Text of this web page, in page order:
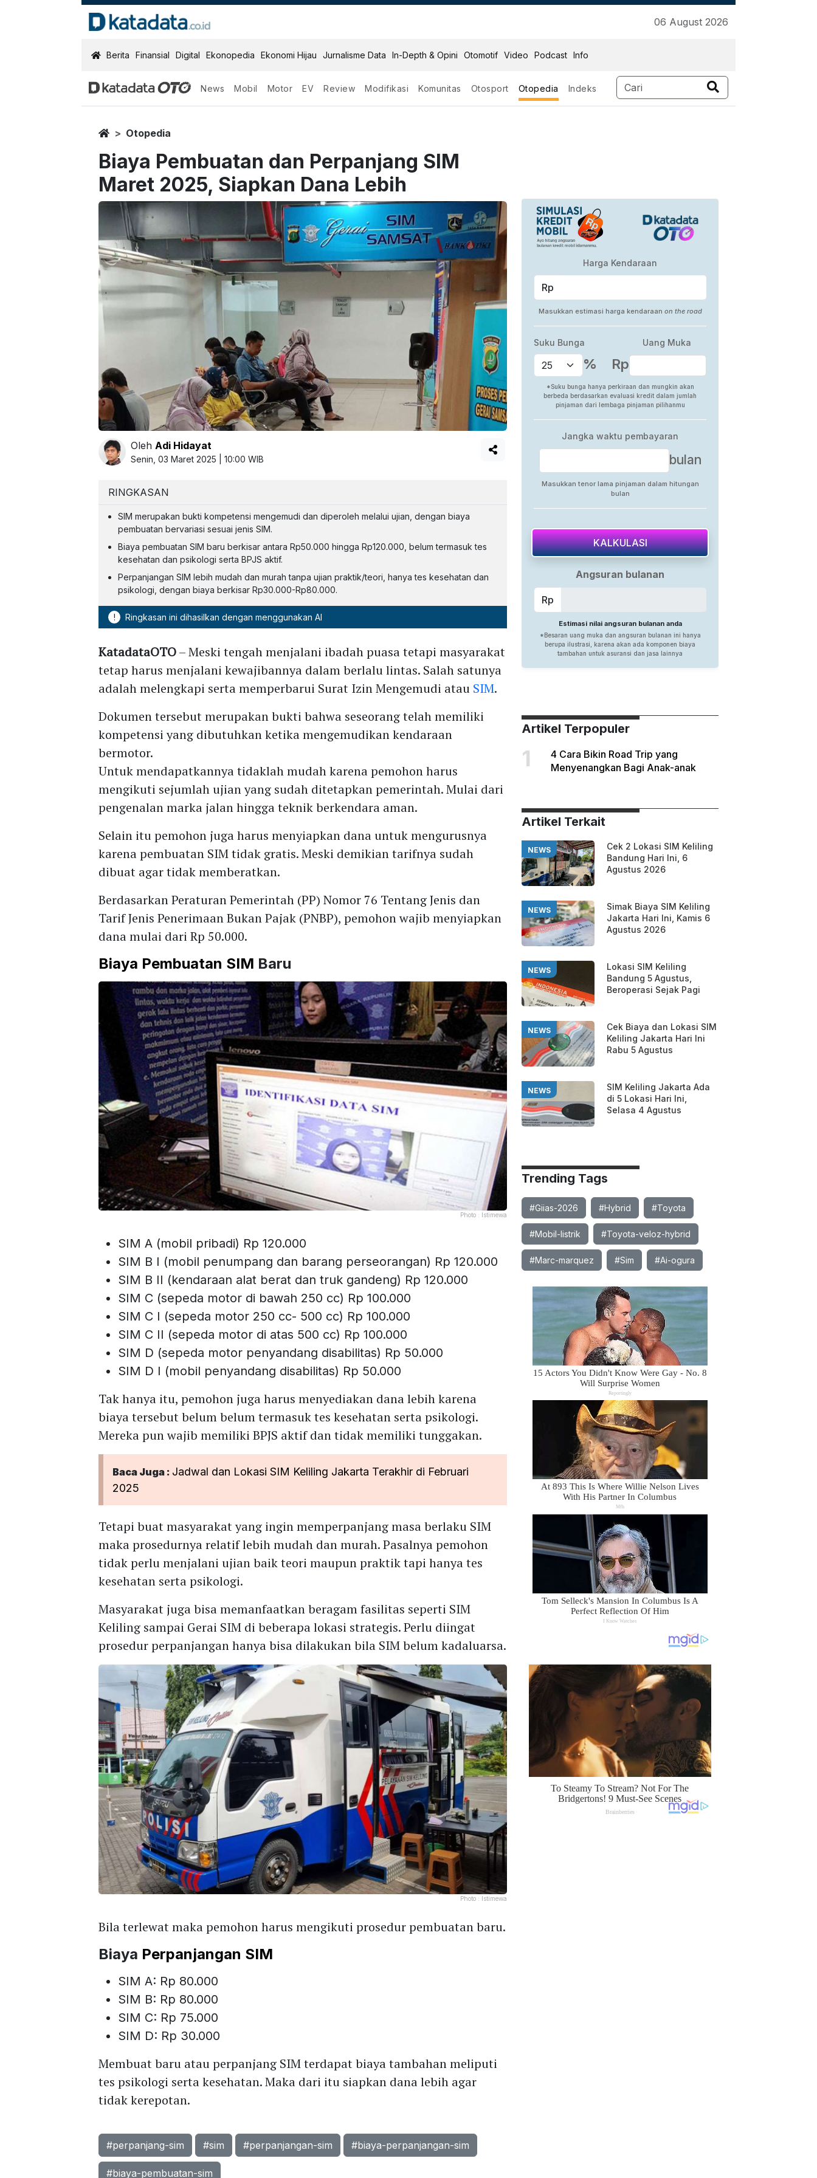
06 August 2026
KatadataOTO
Berita Finansial Digital Ekonopedia Ekonomi Hijau Jurnalisme Data In-Depth & Opini Otomotif Video Podcast Info
News Mobil Motor EV Review Modifikasi Komunitas Otosport Otopedia Indeks
HomeOtopedia
Biaya Pembuatan dan Perpanjang SIM
Maret 2025, Siapkan Dana Lebih
Oleh Adi Hidayat
Senin, 03 Maret 2025 | 10:00 WIB
RINGKASAN
SIM merupakan bukti kompetensi mengemudi dan diperoleh melalui ujian, dengan biaya
pembuatan bervariasi sesuai jenis SIM.
Biaya pembuatan SIM baru berkisar antara Rp50.000 hingga Rp120.000, belum termasuk tes
kesehatan dan psikologi serta BPJS aktif.
Perpanjangan SIM lebih mudah dan murah tanpa ujian praktik/teori, hanya tes kesehatan dan
psikologi, dengan biaya berkisar Rp30.000-Rp80.000.
! Ringkasan ini dihasilkan dengan menggunakan AI
KatadataOTO– Meski tengah menjalani ibadah puasa tetapi masyarakat
tetap harus menjalani kewajibannya dalam berlalu lintas. Salah satunya
adalah melengkapi serta memperbarui Surat Izin Mengemudi atau SIM.
Dokumen tersebut merupakan bukti bahwa seseorang telah memiliki
kompetensi yang dibutuhkan ketika mengemudikan kendaraan
bermotor.
Untuk mendapatkannya tidaklah mudah karena pemohon harus
mengikuti sejumlah ujian yang sudah ditetapkan pemerintah. Mulai dari
pengenalan marka jalan hingga teknik berkendara aman.
Selain itu pemohon juga harus menyiapkan dana untuk mengurusnya
karena pembuatan SIM tidak gratis. Meski demikian tarifnya sudah
dibuat agar tidak memberatkan.
Berdasarkan Peraturan Pemerintah (PP) Nomor 76 Tentang Jenis dan
Tarif Jenis Penerimaan Bukan Pajak (PNBP), pemohon wajib menyiapkan
dana mulai dari Rp 50.000.
Biaya Pembuatan SIM Baru
Photo : Istimewa
SIM A (mobil pribadi) Rp 120.000
SIM B I (mobil penumpang dan barang perseorangan) Rp 120.000
SIM B II (kendaraan alat berat dan truk gandeng) Rp 120.000
SIM C (sepeda motor di bawah 250 cc) Rp 100.000
SIM C I (sepeda motor 250 cc- 500 cc) Rp 100.000
SIM C II (sepeda motor di atas 500 cc) Rp 100.000
SIM D (sepeda motor penyandang disabilitas) Rp 50.000
SIM D I (mobil penyandang disabilitas) Rp 50.000
Tak hanya itu, pemohon juga harus menyediakan dana lebih karena
biaya tersebut belum belum termasuk tes kesehatan serta psikologi.
Mereka pun wajib memiliki BPJS aktif dan tidak memiliki tunggakan.
Baca Juga : Jadwal dan Lokasi SIM Keliling Jakarta Terakhir di Februari
2025
Tetapi buat masyarakat yang ingin memperpanjang masa berlaku SIM
maka prosedurnya relatif lebih mudah dan murah. Pasalnya pemohon
tidak perlu menjalani ujian baik teori maupun praktik tapi hanya tes
kesehatan serta psikologi.
Masyarakat juga bisa memanfaatkan beragam fasilitas seperti SIM
Keliling sampai Gerai SIM di beberapa lokasi strategis. Perlu diingat
prosedur perpanjangan hanya bisa dilakukan bila SIM belum kadaluarsa.
Photo : Istimewa
Bila terlewat maka pemohon harus mengikuti prosedur pembuatan baru.
Biaya Perpanjangan SIM
SIM A: Rp 80.000
SIM B: Rp 80.000
SIM C: Rp 75.000
SIM D: Rp 30.000
Membuat baru atau perpanjang SIM terdapat biaya tambahan meliputi
tes psikologi serta kesehatan. Maka dari itu siapkan dana lebih agar
tidak kerepotan.
#perpanjang-sim #sim #perpanjangan-sim #biaya-perpanjangan-sim
#biaya-pembuatan-sim
Artikel Terpopuler
1
4 Cara Bikin Road Trip yang
Menyenangkan Bagi Anak-anak
Artikel Terkait
NEWS
Cek 2 Lokasi SIM Keliling
Bandung Hari Ini, 6
Agustus 2026
NEWS
Simak Biaya SIM Keliling
Jakarta Hari Ini, Kamis 6
Agustus 2026
NEWS
Lokasi SIM Keliling
Bandung 5 Agustus,
Beroperasi Sejak Pagi
NEWS
Cek Biaya dan Lokasi SIM
Keliling Jakarta Hari Ini
Rabu 5 Agustus
NEWS
SIM Keliling Jakarta Ada
di 5 Lokasi Hari Ini,
Selasa 4 Agustus
Trending Tags
#Giias-2026 #Hybrid #Toyota
#Mobil-listrik #Toyota-veloz-hybrid
#Marc-marquez #Sim #Ai-ogura